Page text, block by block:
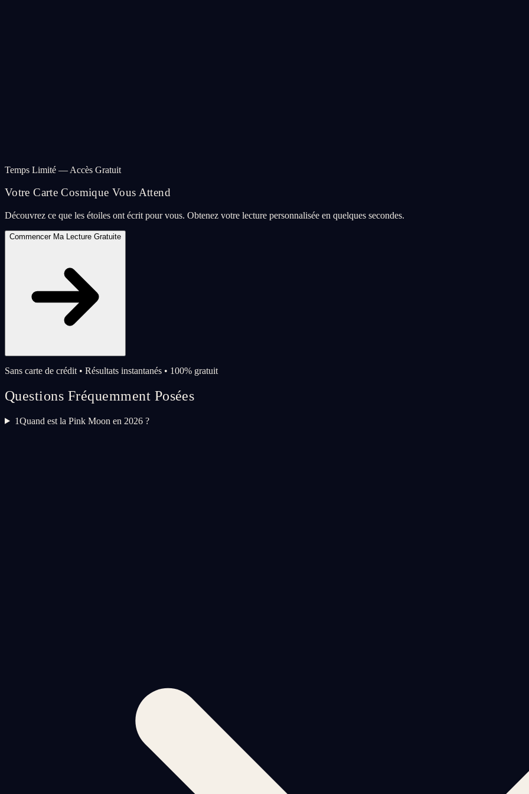
Temps Limité — Accès Gratuit
Votre Carte Cosmique Vous Attend
Découvrez ce que les étoiles ont écrit pour vous. Obtenez votre lecture personnalisée en quelques secondes.
Commencer Ma Lecture Gratuite
Sans carte de crédit • Résultats instantanés • 100% gratuit
Questions Fréquemment Posées
1Quand est la Pink Moon en 2026 ?